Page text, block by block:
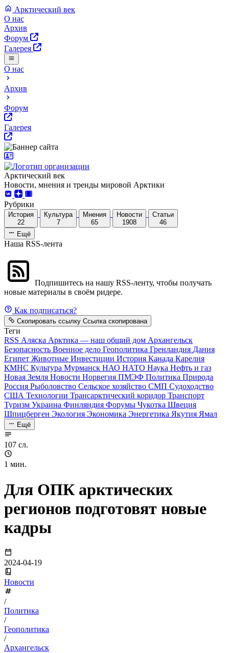
Арктический век
О нас
Архив
Форум
Галерея
О нас
Архив
Форум
Галерея
Арктический век
Новости, мнения и тренды мировой Арктики
Рубрики
История
22
Культура
7
Мнения
65
Новости
1908
Статьи
46
Ещё
Наша RSS-лента
Подпишитесь на нашу RSS-ленту, чтобы получать
новые материалы в своём ридере.
Как подписаться?
Скопировать ссылку Ссылка скопирована
Теги
RSS Аляска Арктика — наш общий дом Архангельск
Безопасность Военное дело Геополитика Гренландия Дания
Египет Животные Инвестиции История Канада Карелия
КМНС Культура Мурманск НАО НАТО Наука Нефть и газ
Новая Земля Новости Норвегия ПМЭФ Политика Природа
Россия Рыболовство Сельское хозяйство СМП Судоходство
США Технологии Трансарктический коридор Транспорт
Туризм Украина Финляндия Форумы Чукотка Швеция
Шпицберген Экология Экономика Энергетика Якутия Ямал
Ещё
107 сл.
1 мин.
Для ОПК арктических
регионов подготовят новые
кадры
2024-04-19
Новости
/
Политика
/
Геополитика
/
Архангельск